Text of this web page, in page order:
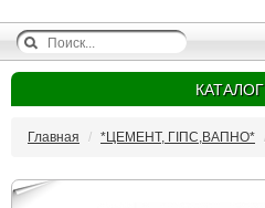
КАТАЛОГ
Главная *ЦЕМЕНТ, ГІПС,ВАПНО*